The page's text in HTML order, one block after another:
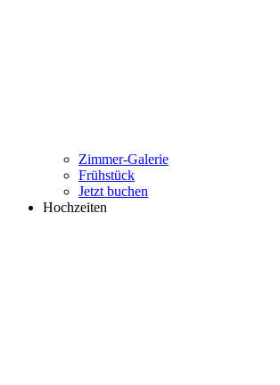
Zimmer-Galerie
Frühstück
Jetzt buchen
Hochzeiten